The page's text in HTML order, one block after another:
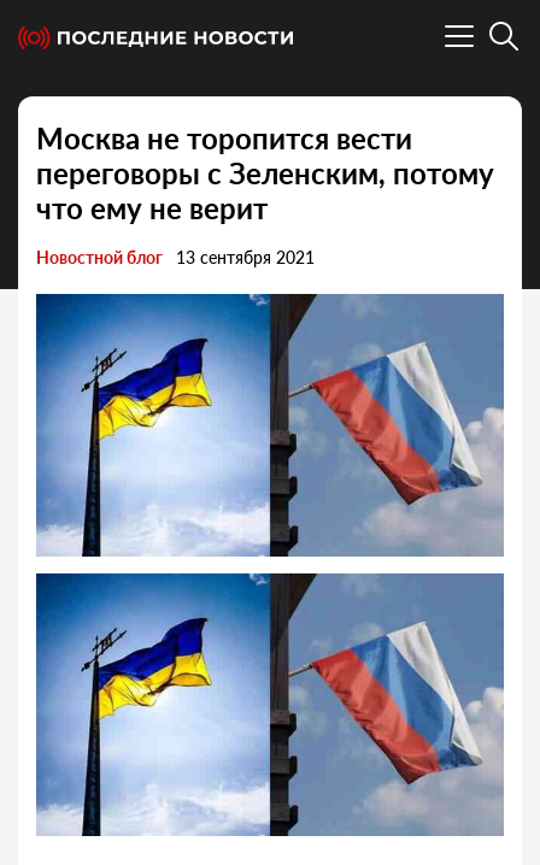
Москва не торопится вести
переговоры с Зеленским, потому
что ему не верит
Новостной блог 13 сентября 2021